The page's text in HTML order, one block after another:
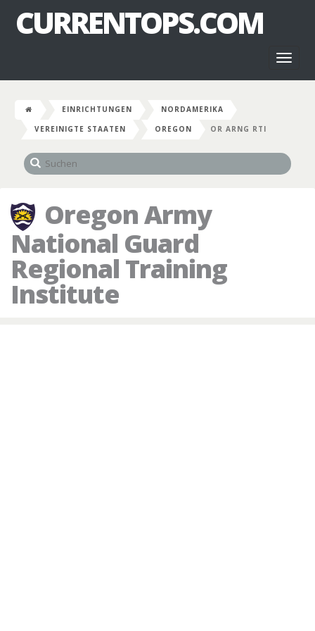
CURRENTOPS.COM
EINRICHTUNGEN
NORDAMERIKA
VEREINIGTE STAATEN
OREGON OR ARNG RTI
Oregon Army
National Guard
Regional Training
Institute